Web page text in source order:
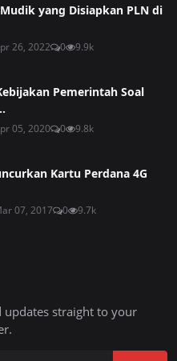
yang Disiapkan PLN di
26, 2022 0 9.9k
Pemerintah Soal
05, 2020 0 9.8k
Kartu Perdana 4G
07, 2017 0 9.7k
updates straight to your